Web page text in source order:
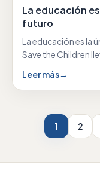
La educación
futuro
La educación es la
Save the Children
Leer más→
1 2